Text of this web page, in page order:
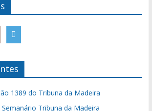
1389 do Tribuna da Madeira
Semanário Tribuna da Madeira